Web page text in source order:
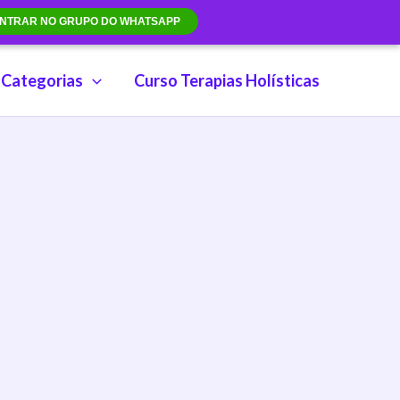
NO GRUPO DO WHATSAPP
Categorias Curso Terapias Holísticas